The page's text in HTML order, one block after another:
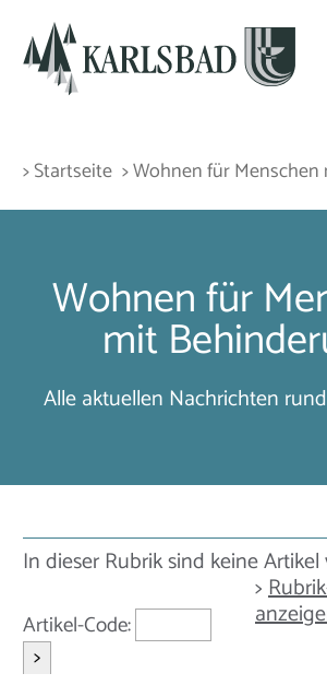
> Startseite > Wohnen für
Wohnen für
mit
Alle aktuellen Nachrichten
In dieser Rubrik sind keine
Artikel-Code:
>
>